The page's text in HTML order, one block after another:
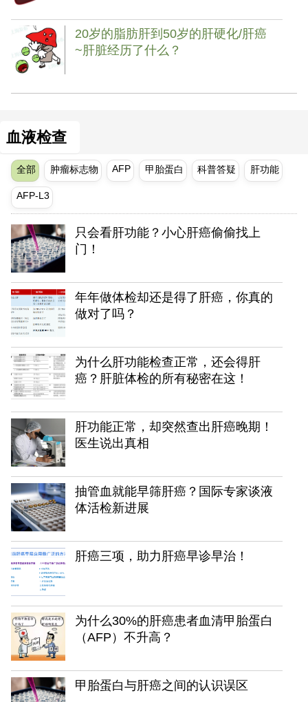
20岁的脂肪肝到50岁的肝硬化/肝癌
~肝脏经历了什么？
血液检查
全部 肿瘤标志物 AFP 甲胎蛋白 科普答疑 肝功能
AFP-L3
只会看肝功能？小心肝癌偷偷找上
门！
年年做体检却还是得了肝癌，你真的
做对了吗？
为什么肝功能检查正常，还会得肝
癌？肝脏体检的所有秘密在这！
肝功能正常，却突然查出肝癌晚期！
医生说出真相
抽管血就能早筛肝癌？国际专家谈液
体活检新进展
肝癌三项，助力肝癌早诊早治！
为什么30%的肝癌患者血清甲胎蛋白
（AFP）不升高？
甲胎蛋白与肝癌之间的认识误区